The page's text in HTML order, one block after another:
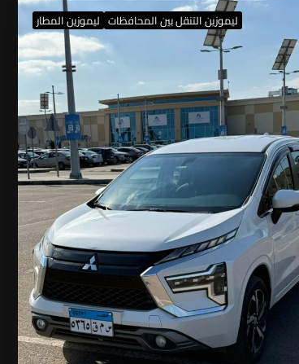
ليموزين التنقل بين المحافظات ليموزين المطار